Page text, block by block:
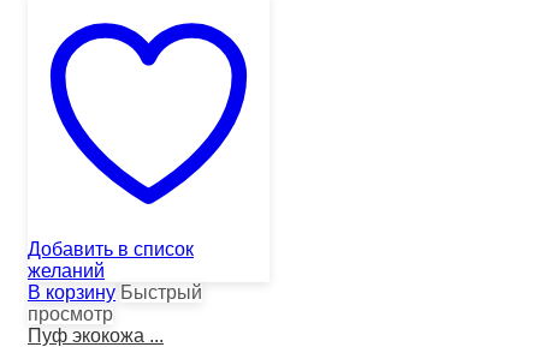
Добавить в список
желаний
В корзину Быстрый
просмотр
Пуф экокожа ...